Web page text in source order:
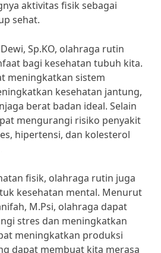
aktivitas fisik sebagai
sehat.
Sp.KO, olahraga rutin
bagi kesehatan tubuh kita.
meningkatkan sistem
kesehatan jantung,
berat badan ideal. Selain
mengurangi risiko penyakit
hipertensi, dan kolesterol
fisik, olahraga rutin juga
kesehatan mental. Menurut
M.Psi, olahraga dapat
stres dan meningkatkan
meningkatkan produksi
dapat membuat kita merasa